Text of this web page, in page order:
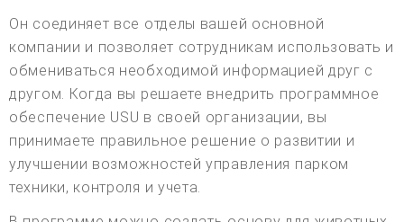
Он соединяет все отделы вашей основной
компании и позволяет сотрудникам использовать и
обмениваться необходимой информацией друг с
другом. Когда вы решаете внедрить программное
обеспечение USU в своей организации, вы
принимаете правильное решение о развитии и
улучшении возможностей управления парком
техники, контроля и учета.